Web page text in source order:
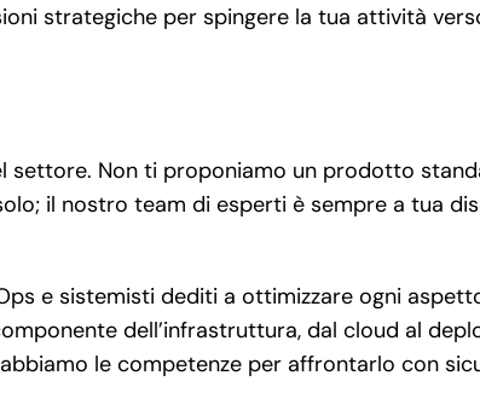
strategiche per spingere la tua attività
Non ti proponiamo un prodotto
il nostro team di esperti è sempre a tua
e sistemisti dediti a ottimizzare ogni
dell’infrastruttura, dal cloud al
le competenze per affrontarlo con